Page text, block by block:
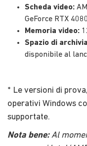
Scheda video:
GeForce RTX
Memoria video:
Spazio di
disponibile al
* Le versioni di
operativi Windows
supportate.
Nota bene:Al